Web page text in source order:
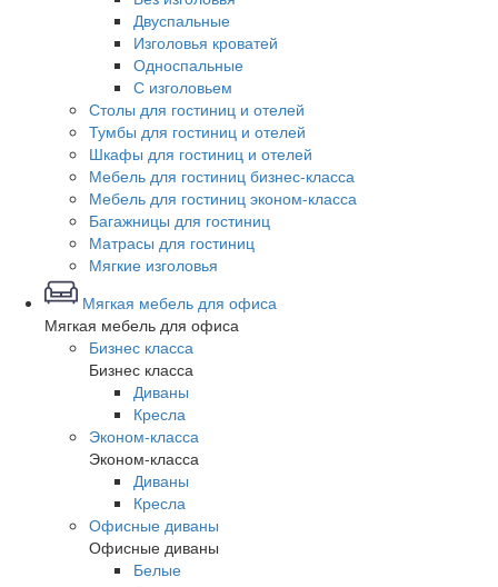
Двуспальные
Изголовья кроватей
Односпальные
С изголовьем
Столы для гостиниц и отелей
Тумбы для гостиниц и отелей
Шкафы для гостиниц и отелей
Мебель для гостиниц бизнес-класса
Мебель для гостиниц эконом-класса
Багажницы для гостиниц
Матрасы для гостиниц
Мягкие изголовья
Мягкая мебель для офиса
Мягкая мебель для офиса
Бизнес класса
Бизнес класса
Диваны
Кресла
Эконом-класса
Эконом-класса
Диваны
Кресла
Офисные диваны
Офисные диваны
Белые